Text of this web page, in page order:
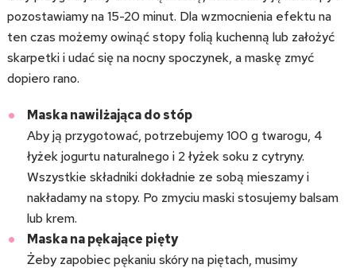
pozostawiamy na 15-20 minut. Dla wzmocnienia efektu na
ten czas możemy owinąć stopy folią kuchenną lub założyć
skarpetki i udać się na nocny spoczynek, a maskę zmyć
dopiero rano.
Maska nawilżająca do stóp
Aby ją przygotować, potrzebujemy 100 g twarogu, 4
łyżek jogurtu naturalnego i 2 łyżek soku z cytryny.
Wszystkie składniki dokładnie ze sobą mieszamy i
nakładamy na stopy. Po zmyciu maski stosujemy balsam
lub krem.
Maska na pękające pięty
Żeby zapobiec pękaniu skóry na piętach, musimy